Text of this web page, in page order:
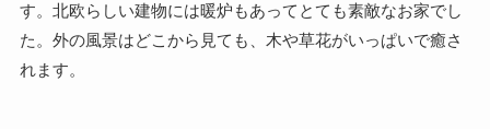
す。北欧らしい建物には暖炉もあってとても素敵なお家でし
た。外の風景はどこから見ても、木や草花がいっぱいで癒さ
れます。